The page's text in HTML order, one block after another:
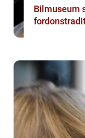
Bilmuseum